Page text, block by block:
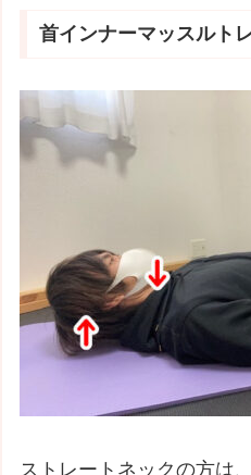
首インナーマッスルト
ストレートネックの方は